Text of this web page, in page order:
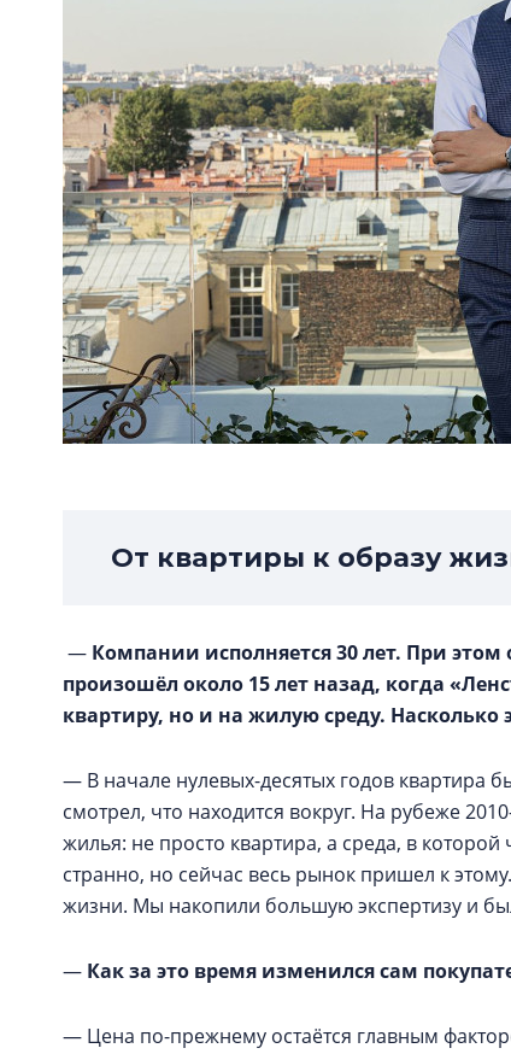
От квартиры к образу
— Компании исполняется 30 лет. При
произошёл около 15 лет назад, когда
квартиру, но и на жилую среду. Насколько
— В начале нулевых-десятых годов квартира
смотрел, что находится вокруг. На рубеже
жилья: не просто квартира, а среда, в которой
странно, но сейчас весь рынок пришел к
жизни. Мы накопили большую экспертизу и
— Как за это время изменился сам
— Цена по-прежнему остаётся главным